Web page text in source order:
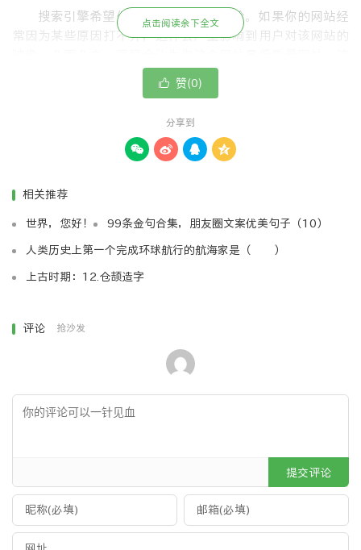
搜索引擎希望他们的用户有好的体验。如果你的网站经
常因为某些原因打不开，这样会严重影响到用户对该网站的
是一件非常严重的问题。
二、页面相似或者相同内容
大家都明白，一个好的网站，内容是非常关键的。一个
网站只有好的内容才能吸引更多的用户进网站浏览。而一个
蛛来说，并不是友好的事情，一个用户如果连续打开几个网
心，不愿意再次打开这个网站，所以，现在百度提创我们写
原创内容，百度一系列的算法改动，都说明了这一点。
三、链接向低质量或垃圾网站
的垃圾链接是不影响排名的，但是如果一个网站为了短期排
名，而拥用大量的低质量链接或者垃圾网站的链接的话，对
四、参与链接计划或积极卖链接
之前，这个行业一直很火爆，也带动了一些就业问题，很多
新手每天做在电脑旁一直发着外链工作。排名效果也是非常
的明显，但是对于搜索引擎来说，这样就无法判断出哪个网
站是高质的，哪些网站是垃圾网站，从而严重影响了排名规
点击阅读余下全文
 赞(0)
分享到
   
相关推荐
世界，您好！ 99条金句合集，朋友圈文案优美句子（10）
人类历史上第一个完成环球航行的航海家是（ ）
上古时期：12.仓颉造字
评论 抢沙发
提交评论